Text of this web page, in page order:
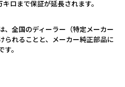
キロまで保証が延長されます。
、全国のディーラー（特定メーカー
られることと、メーカー純正部品に
。